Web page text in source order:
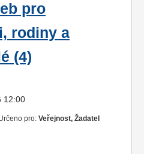
pro
rodiny a
(4)
12:00
pro: Veřejnost, Žadatel